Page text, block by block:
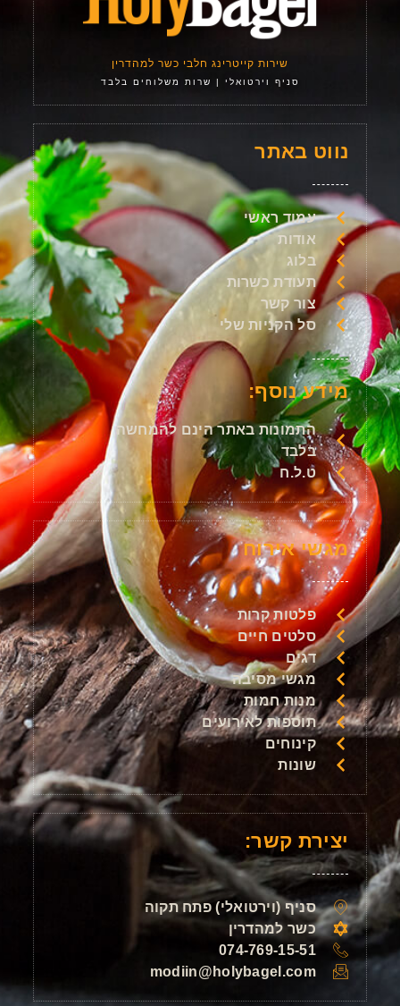
יצירת קשר:
סניף (וירטואלי) פתח תקוה
כשר למהדרין
074-769-15-51
modiin@holybagel.com
מגשי אירוח
פלטות קרות
סלטים חיים
דגים
מגשי מסיבה
מנות חמות
תוספות לאירועים
קינוחים
שונות
נווט באתר
עמוד ראשי
אודות
בלוג
תעודת כשרות
צור קשר
סל הקניות שלי
מידע נוסף:
התמונות באתר הינם להמחשה
בלבד
ט.ל.ח
שירות קייטרינג חלבי כשר למהדרין
סניף וירטואלי | שרות משלוחים בלבד